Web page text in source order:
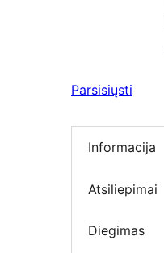
Parsisiųsti
Informacija
Atsiliepimai
Diegimas